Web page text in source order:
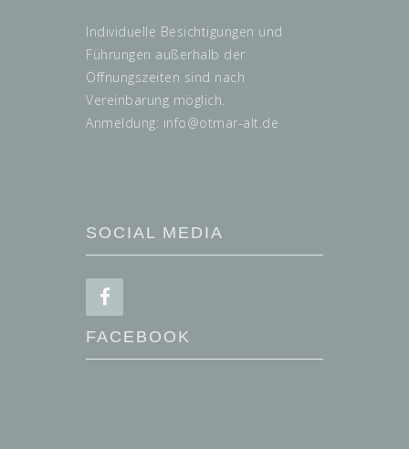
Individuelle Besichtigungen und
Führungen außerhalb der
Öffnungszeiten sind nach
Vereinbarung möglich.
Anmeldung: info@otmar-alt.de
SOCIAL MEDIA
FACEBOOK